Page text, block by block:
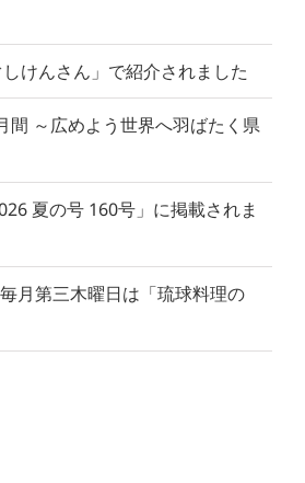
けんさん」で紹介されました
間 ～広めよう世界へ羽ばたく県
夏の号 160号」に掲載されま
月第三木曜日は「琉球料理の